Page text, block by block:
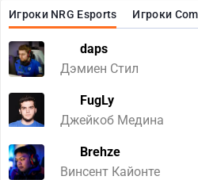
Игроки NRG Esports Игроки
daps
Дэмиен Стил
FugLy
Джейкоб Медина
Brehze
Винсент Кайонте